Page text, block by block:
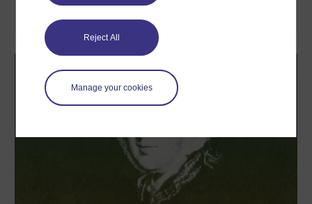
Reject All
Manage your cookies